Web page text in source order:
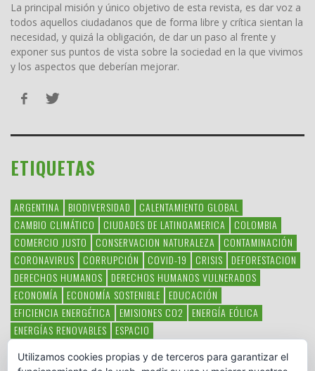
La principal misión y único objetivo de esta revista, es dar voz a
todos aquellos ciudadanos que de forma libre y crítica sientan la
necesidad, y quizá la obligación, de dar un paso al frente y
exponer sus puntos de vista sobre la sociedad en la que vivimos
y los aspectos que deberían mejorar.
ETIQUETAS
ARGENTINA BIODIVERSIDAD
CALENTAMIENTO GLOBAL
CAMBIO CLIMÁTICO
CIUDADES DE LATINOAMERICA
COLOMBIA
COMERCIO JUSTO
CONSERVACION NATURALEZA
CONTAMINACIÓN
CORONAVIRUS
CORRUPCIÓN COVID-19 CRISIS
DEFORESTACION
DERECHOS HUMANOS
DERECHOS HUMANOS VULNERADOS
ECONOMÍA
ECONOMÍA SOSTENIBLE
EDUCACIÓN
EFICIENCIA ENERGÉTICA
EMISIONES CO2
ENERGÍA EÓLICA
ENERGÍAS RENOVABLES
ESPACIO
HAMBRE LATINOAMÉRICA MEDIO AMBIENTE MÉXICO
Utilizamos cookies propias y de terceros para garantizar el